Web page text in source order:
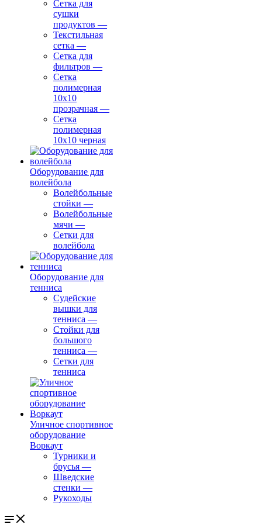
Сетка для
сушки
продуктов —
Текстильная
сетка —
Сетка для
фильтров —
Сетка
полимерная
10х10
прозрачная —
Сетка
полимерная
10х10 черная
Оборудование для
волейбола
Волейбольные
стойки —
Волейбольные
мячи —
Сетки для
волейбола
Оборудование для
тенниса
Судейские
вышки для
тенниса —
Стойки для
большого
тенниса —
Сетки для
тенниса
Уличное спортивное
оборудование
Воркаут
Турники и
брусья —
Шведские
стенки —
Рукоходы